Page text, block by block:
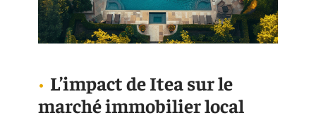
L’impact de Itea sur le
marché immobilier local